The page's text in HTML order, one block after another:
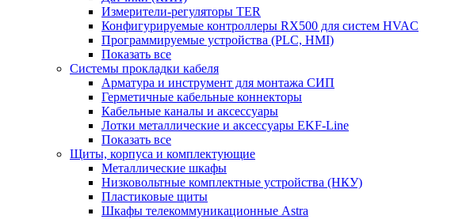
Измерители-регуляторы TER
Конфигурируемые контроллеры RX500 для систем HVAC
Программируемые устройства (PLC, HMI)
Показать все
Системы прокладки кабеля
Арматура и инструмент для монтажа СИП
Герметичные кабельные коннекторы
Кабельные каналы и аксессуары
Лотки металлические и аксессуары EKF-Line
Показать все
Щиты, корпуса и комплектующие
Металлические шкафы
Низковольтные комплектные устройства (НКУ)
Пластиковые щиты
Шкафы телекоммуникационные Astra